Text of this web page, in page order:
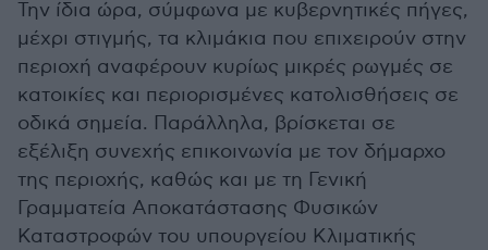
Την ίδια ώρα, σύμφωνα με κυβερνητικές πήγες,
μέχρι στιγμής, τα κλιμάκια που επιχειρούν στην
περιοχή αναφέρουν κυρίως μικρές ρωγμές σε
κατοικίες και περιορισμένες κατολισθήσεις σε
οδικά σημεία. Παράλληλα, βρίσκεται σε
εξέλιξη συνεχής επικοινωνία με τον δήμαρχο
της περιοχής, καθώς και με τη Γενική
Γραμματεία Αποκατάστασης Φυσικών
Καταστροφών του υπουργείου Κλιματικής